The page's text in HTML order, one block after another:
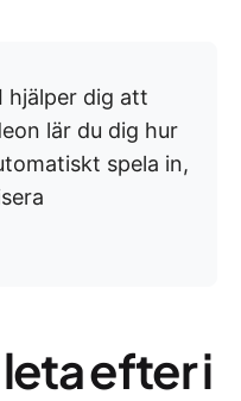
hjälper dig att
lär du dig hur
spela in,
efter i